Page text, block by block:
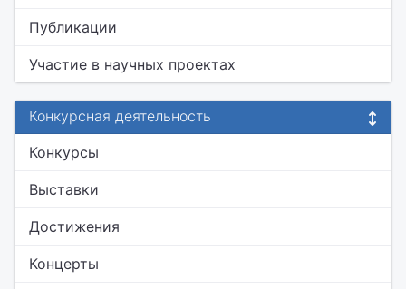
Публикации
Участие в научных проектах
Конкурсная деятельность
Конкурсы
Выставки
Достижения
Концерты